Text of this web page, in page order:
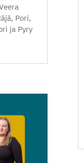
Pori,
ja Pyry